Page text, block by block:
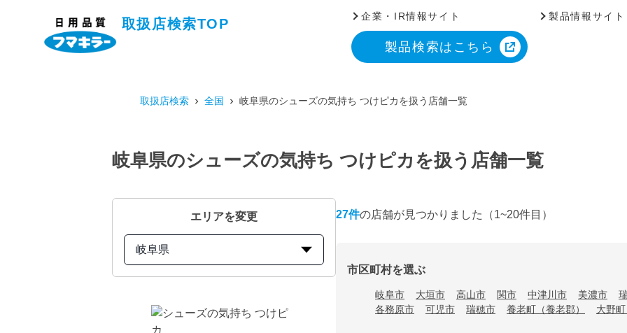
取扱店検索TOP
企業・IR情報サイト 製品情報サイト
製品検索はこちら
取扱店検索 全国 岐阜県のシューズの気持ち つけピカを扱う店舗一覧
岐阜県のシューズの気持ち つけピカを扱う店舗一覧
エリアを変更
岐阜県
27件の店舗が見つかりました （1~20件目）
市区町村を選ぶ
岐阜市 大垣市 高山市 関市 中津川市 美濃市
各務原市
可児市 瑞穂市 養老町（養老郡） 大野